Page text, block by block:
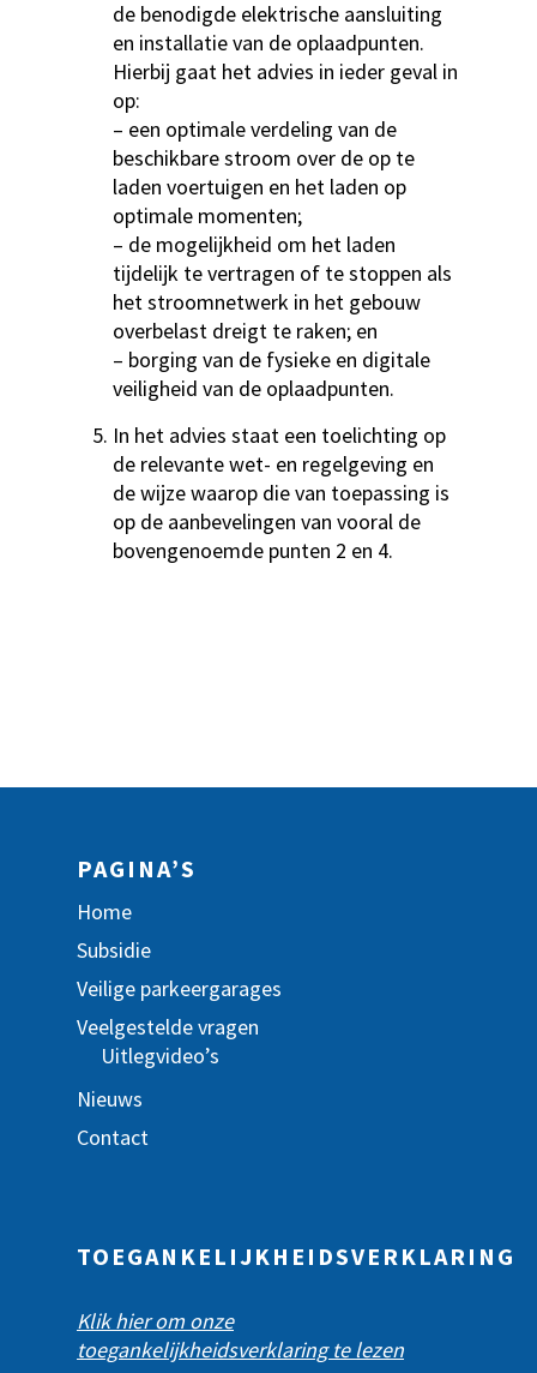
de benodigde elektrische aansluiting
en installatie van de oplaadpunten.
Hierbij gaat het advies in ieder geval in
op:
– een optimale verdeling van de
beschikbare stroom over de op te
laden voertuigen en het laden op
optimale momenten;
– de mogelijkheid om het laden
tijdelijk te vertragen of te stoppen als
het stroomnetwerk in het gebouw
overbelast dreigt te raken; en
– borging van de fysieke en digitale
veiligheid van de oplaadpunten.
In het advies staat een toelichting op
de relevante wet- en regelgeving en
de wijze waarop die van toepassing is
op de aanbevelingen van vooral de
bovengenoemde punten 2 en 4.
PAGINA’S
Home
Subsidie
Veilige parkeergarages
Veelgestelde vragen
Uitlegvideo’s
Nieuws
Contact
TOEGANKELIJKHEIDSVERKLARING
Klik hier om onze
toegankelijkheidsverklaring te lezen